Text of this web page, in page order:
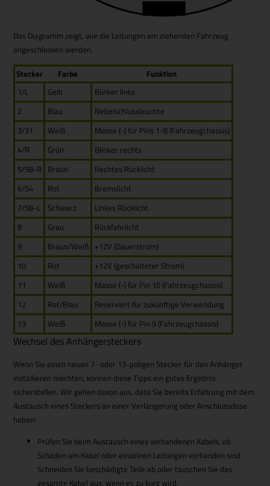
Das Diagramm zeigt, wie die Leitungen am ziehenden Fahrzeug
angeschlossen werden.
Stecker
Farbe
Funktion
1/L
Gelb
Blinker links
2
Blau
Nebelschlussleuchte
3/31
Weiß
Masse (-) für Pins 1-8 (Fahrzeugchassis)
4/R
Grün
Blinker rechts
5/58-R Braun
Rechtes Rücklicht
6/54
Rot
Bremslicht
7/58-L
Schwarz
Linkes Rücklicht
8
Grau
Rückfahrlicht
9
Braun/Weiß +12V (Dauerstrom)
10
Rot
+12V (geschalteter Strom)
11
Weiß
Masse (-) für Pin 10 (Fahrzeugchassis)
12
Rot/Blau
Reserviert für zukünftige Verwendung
13
Weiß Masse (-) für Pin 9 (Fahrzeugchassis)
Wechsel des Anhängersteckers
Wenn Sie einen neuen 7- oder 13-poligen Stecker für den Anhänger
installieren möchten, können diese Tipps ein gutes Ergebnis
sicherstellen. Wir gehen davon aus, dass Sie bereits Erfahrung mit dem
Austausch eines Steckers an einer Verlängerung oder Anschlussdose
haben:
Prüfen Sie beim Austausch eines vorhandenen Kabels, ob
Schäden am Kabel oder einzelnen Leitungen vorhanden sind.
Schneiden Sie beschädigte Teile ab oder tauschen Sie das
gesamte Kabel aus, wenn es zu kurz wird.